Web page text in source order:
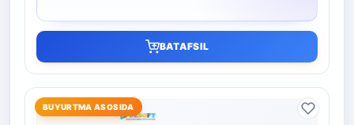
BATAFSIL
BUYURTMA ASOSIDA